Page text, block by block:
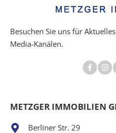
Besuchen Sie uns für
Media-Kanälen.
METZGER IMMOBILIEN
Berliner Str. 29